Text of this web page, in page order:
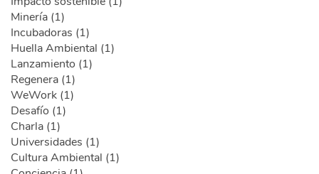
Minería (1)
Incubadoras (1)
Huella Ambiental (1)
Lanzamiento (1)
Regenera (1)
WeWork (1)
Desafío (1)
Charla (1)
Universidades (1)
Cultura Ambiental (1)